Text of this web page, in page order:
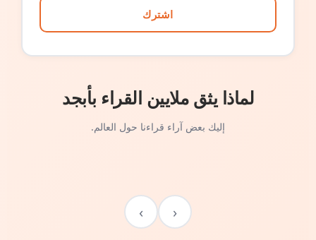
اشترك
لماذا يثق ملايين القراء بأبجد
إليك بعض آراء قراءنا حول العالم.
‹
›